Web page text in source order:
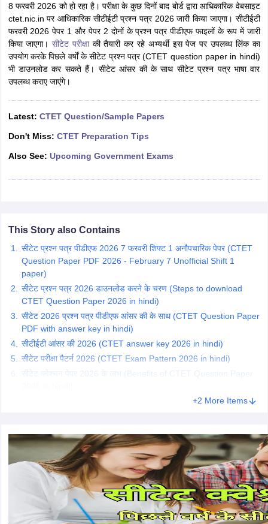
Exam Dates
Exam Dates
IBPS Clerk Exam Dates
IBPS RRB Exam Dates
CGL Answer key
SSC CHSL Exam Dates
AFCAT Exam Dates
UPTET Question Papers
NET Exam Pattern
Question Papers
8 फरवरी 2026 को हो रहा है। परीक्षा के कुछ दिनों बाद बोर्ड द्वारा आधिकारिक वेबसाइट
ctet.nic.in पर आधिकारिक सीटीईटी प्रश्न पत्र 2026 जारी किया जाएगा। सीटीईटी
फरवरी 2026 पेपर 1 और पेपर 2 दोनों के प्रश्न पत्र पीडीएफ फाइलों के रूप में जारी
किया जाएगा।सीटेट परीक्षाकी तैयारी कर रहे अभ्यर्थी इस पेज पर उपलब्ध लिंक का
उपयोग करके पिछले वर्षों के सीटेट प्रश्न पत्र (CTET question paper in hindi)
भी डाउनलोड कर सकते हैं। सीटेट आंसर की के साथ सीटेट प्रश्न पत्र भाषा वार
उपलब्ध कराए जाएंगे।
Latest: CTET Question/Sample Papers
Don't Miss: CTET Preparation Tips
Also See: Upcoming Government Exams
This Story also Contains
सीटेट प्रश्न पत्र पीडीएफ 2026 7 फरवरी शिफ्ट 1 अनौपचारिक पेपर (CTET
Question Paper PDF 2026 - February 7 Unofficial Shift 1
paper)
सीटेट प्रश्न पत्र 2026 डाउनलोड करने के चरण (Steps to download
CTET Question Paper 2026 in hindi)
सीटेट 2026 प्रश्न पत्र पीडीएफ आंसर की के साथ (CTET Question Paper
PDF with answer key in hindi)
सीटीईटी आंसर की 2026 (CTET answer key 2026 in hindi)
सीटेट परीक्षा पैटर्न 2026 (CTET Exam Pattern 2026 in hindi)
सीटेट क्वेश्चन पेपर 2026 के लाभ (Benefits of CTET Question Paper
+2 More Items